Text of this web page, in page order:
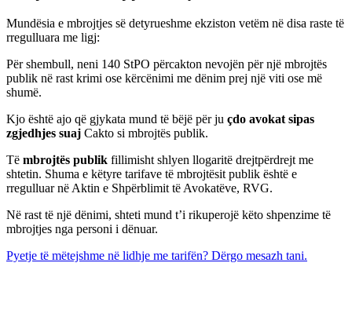
Mundësia e mbrojtjes së detyrueshme ekziston vetëm në disa raste të
rregulluara me ligj:
Për shembull, neni 140 StPO përcakton nevojën për një mbrojtës
publik në rast krimi ose kërcënimi me dënim prej një viti ose më
shumë.
Kjo është ajo që gjykata mund të bëjë për ju çdo avokat sipas
zgjedhjes suaj Cakto si mbrojtës publik.
Të mbrojtës publik fillimisht shlyen llogaritë drejtpërdrejt me
shtetin. Shuma e këtyre tarifave të mbrojtësit publik është e
rregulluar në Aktin e Shpërblimit të Avokatëve, RVG.
Në rast të një dënimi, shteti mund t’i rikuperojë këto shpenzime të
mbrojtjes nga personi i dënuar.
Pyetje të mëtejshme në lidhje me tarifën? Dërgo mesazh tani.